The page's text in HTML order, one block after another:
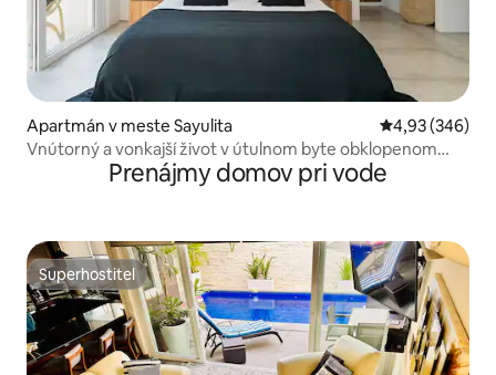
Apartmán v meste Sayulita Priemerné
4,93 (346)
Vnútorný a vonkajší život v útulnom byte obklopenom
Prenájmy domov pri vode
Superhostiteľ
Superhostiteľ